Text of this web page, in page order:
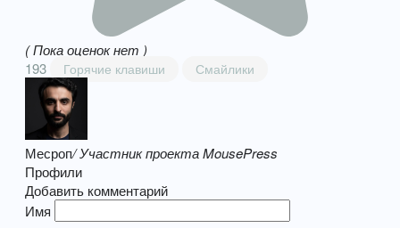
( Пока оценок нет )
193
Горячие клавиши Смайлики
Месроп/ Участник проекта MousePress
Профили
Добавить комментарий
Имя